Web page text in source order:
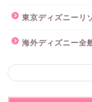
東京ディズニーリ
海外ディズニー全